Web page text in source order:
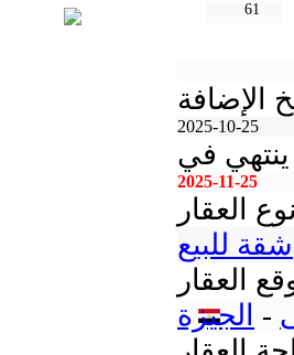
61
الإضافة
2025-10-25
ينتهي في
2025-11-25
العقار
شقة للبيع
العقار
- الجيزة